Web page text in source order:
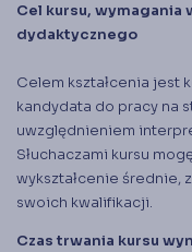
Cel kursu, wymagania
dydaktycznego
Celem kształcenia jest
kandydata do pracy na
uwzględnieniem
Słuchaczami kursu
wykształcenie średnie,
swoich kwalifikacji.
Czas trwania kursu